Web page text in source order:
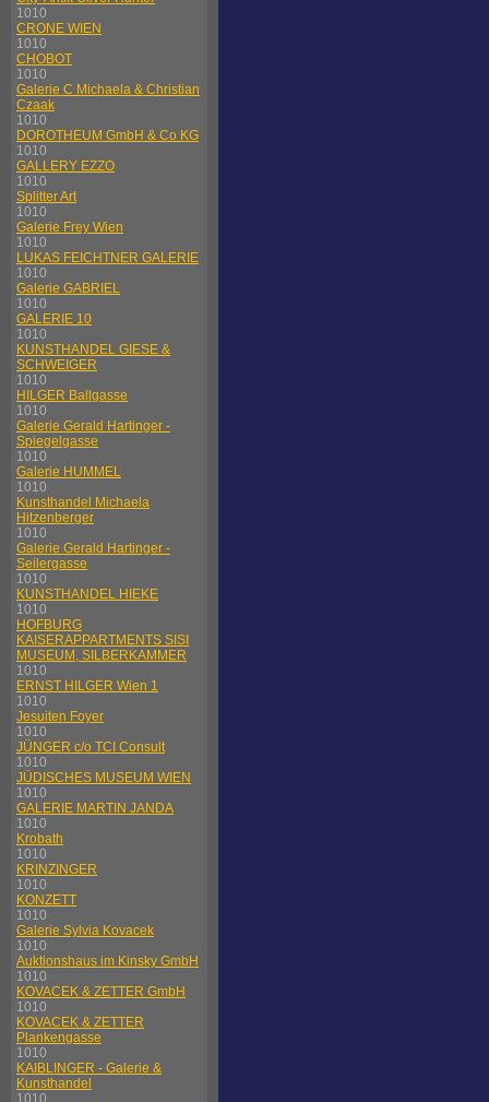
1010
CRONE WIEN
1010
CHOBOT
1010
Galerie C Michaela & Christian
Czaak
1010
DOROTHEUM GmbH & Co KG
1010
GALLERY EZZO
1010
Splitter Art
1010
Galerie Frey Wien
1010
LUKAS FEICHTNER GALERIE
1010
Galerie GABRIEL
1010
GALERIE 10
1010
KUNSTHANDEL GIESE &
SCHWEIGER
1010
HILGER Ballgasse
1010
Galerie Gerald Hartinger -
Spiegelgasse
1010
Galerie HUMMEL
1010
Kunsthandel Michaela
Hitzenberger
1010
Galerie Gerald Hartinger -
Seilergasse
1010
KUNSTHANDEL HIEKE
1010
HOFBURG
KAISERAPPARTMENTS SISI
MUSEUM, SILBERKAMMER
1010
ERNST HILGER Wien 1
1010
Jesuiten Foyer
1010
JÜNGER c/o TCI Consult
1010
JÜDISCHES MUSEUM WIEN
1010
GALERIE MARTIN JANDA
1010
Krobath
1010
KRINZINGER
1010
KONZETT
1010
Galerie Sylvia Kovacek
1010
Auktionshaus im Kinsky GmbH
1010
KOVACEK & ZETTER GmbH
1010
KOVACEK & ZETTER
Plankengasse
1010
KAIBLINGER - Galerie &
Kunsthandel
1010